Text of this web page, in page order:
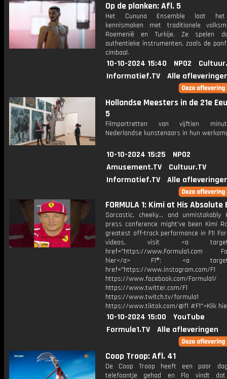
Op de planken: Afl. 5
Het Cununa Ensemble laat het
kennismaken met traditionele
Roemenië en Turkije. Ze spelen
authentieke instrumenten, zoals de
cimbaal.
10-10-2024 15:40 NPO2
Informatief.TV
Alle
Hollandse Meesters in de 21e
5
Filmportretten van vijftien
Nederlandse kunstenaars in hun
10-10-2024 15:25
NPO2
Amusement.TV
Cultuur.TV
Informatief.TV
Alle
FORMULA 1: Kimi at His
Sarcastic, cheeky... and unmistakably
press conference might've been Kimi
greatest off-track performance in F1! For
videos, visit <a
href="https://www.Formula1.com
hier</a> F1®: <a
href="https://www.instagram.com/F1
https://www.facebook.com/Formula1/
https://www.twitter.com/F1
https://www.twitch.tv/formula1
https://www.tiktok.com/@f1 #F1">Klik
10-10-2024 15:00
YouTube
Formule1.TV
Alle afleveringen
Coop Troop: Afl. 41
De Coop Troop heeft een paar
telefoontje gehad en Flo vindt